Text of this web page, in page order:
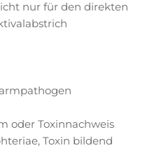
nur für den direkten
oder Toxinnachweis
Toxin bildend